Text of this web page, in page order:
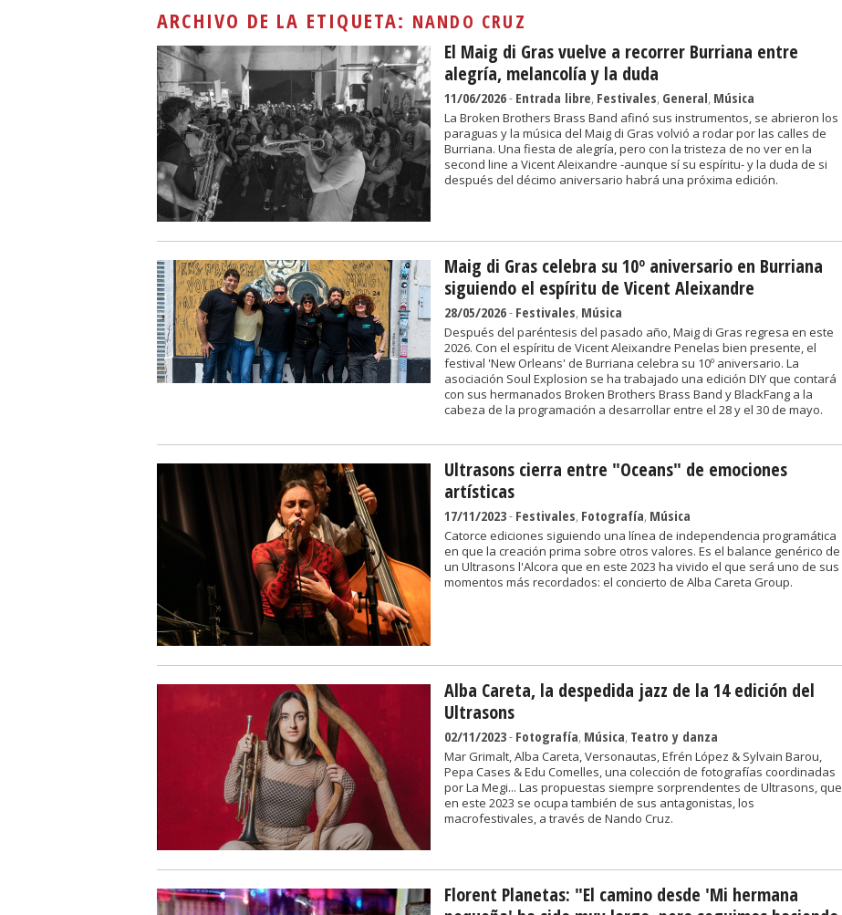
ARCHIVO DE LA ETIQUETA: NANDO CRUZ
El Maig di Gras vuelve a recorrer Burriana entre
alegría, melancolía y la duda
11/06/2026- Entrada libre, Festivales, General, Música
La Broken Brothers Brass Band afinó sus instrumentos, se abrieron los
paraguas y la música del Maig di Gras volvió a rodar por las calles de
Burriana. Una fiesta de alegría, pero con la tristeza de no ver en la
second line a Vicent Aleixandre -aunque sí su espíritu- y la duda de si
después del décimo aniversario habrá una próxima edición.
Maig di Gras celebra su 10º aniversario en Burriana
siguiendo el espíritu de Vicent Aleixandre
28/05/2026- Festivales, Música
Después del paréntesis del pasado año, Maig di Gras regresa en este
2026. Con el espíritu de Vicent Aleixandre Penelas bien presente, el
festival 'New Orleans' de Burriana celebra su 10º aniversario. La
asociación Soul Explosion se ha trabajado una edición DIY que contará
con sus hermanados Broken Brothers Brass Band y BlackFang a la
cabeza de la programación a desarrollar entre el 28 y el 30 de mayo.
Ultrasons cierra entre "Oceans" de emociones
artísticas
17/11/2023- Festivales, Fotografía, Música
Catorce ediciones siguiendo una línea de independencia programática
en que la creación prima sobre otros valores. Es el balance genérico de
un Ultrasons l'Alcora que en este 2023 ha vivido el que será uno de sus
momentos más recordados: el concierto de Alba Careta Group.
Alba Careta, la despedida jazz de la 14 edición del
Ultrasons
02/11/2023- Fotografía, Música, Teatro y danza
Mar Grimalt, Alba Careta, Versonautas, Efrén López & Sylvain Barou,
Pepa Cases & Edu Comelles, una colección de fotografías coordinadas
por La Megi... Las propuestas siempre sorprendentes de Ultrasons, que
en este 2023 se ocupa también de sus antagonistas, los
macrofestivales, a través de Nando Cruz.
Florent Planetas: "El camino desde 'Mi hermana